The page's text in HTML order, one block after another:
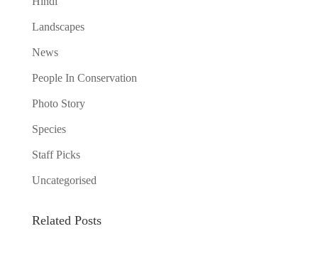
Landscapes
News
People In Conservation
Photo Story
Species
Staff Picks
Uncategorised
Related Posts